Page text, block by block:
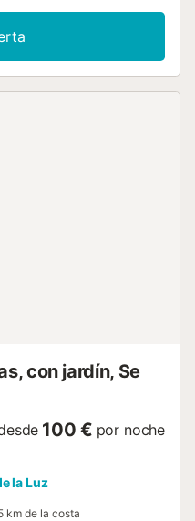
en casa desde el
plaza de aparcamiento
un solo sentido sin
protagonista.
con jardín, Se
100 € por noche
la Luz
km de la costa